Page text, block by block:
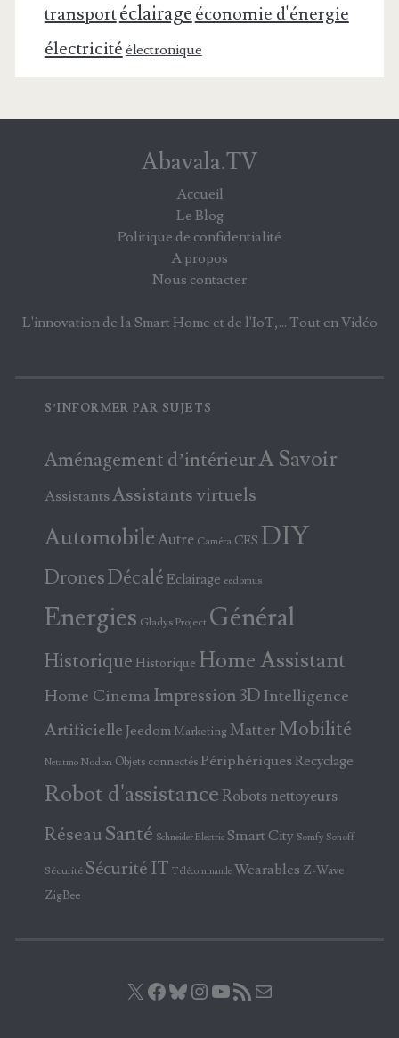
transportéclairageéconomie d'énergie
électricité électronique
Abavala.TV
Accueil
Le Blog
Politique de confidentialité
A propos
Nous contacter
L'innovation de la Smart Home et de l'IoT,... Tout en Vidéo
S’INFORMER PAR SUJETS
Aménagement d’intérieurA Savoir
AssistantsAssistants virtuels
AutomobileAutre Caméra CES DIY
DronesDécalé Eclairage eedomus
Energies Gladys Project Général
Historique Historique Home Assistant
Home Cinema Impression 3DIntelligence
Artificielle Jeedom Marketing Matter Mobilité
Netatmo Nodon Objets connectés PériphériquesRecyclage
Robot d'assistance Robots nettoyeurs
RéseauSanté Schneider Electric Smart City Somfy Sonoff
Sécurité Sécurité IT Télécommande Wearables Z-Wave
ZigBee
X Facebook
Bluesky
Instagram
YouTube
Flux RSS